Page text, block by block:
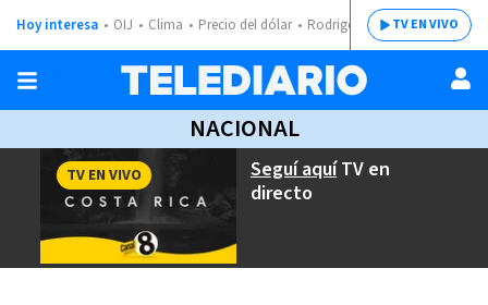
Hoy interesa OIJ Clima Precio del dólar Rodrigo ChavesTV EN VIVO
NACIONAL
Seguí aquíTV en
directo
TV EN VIVO